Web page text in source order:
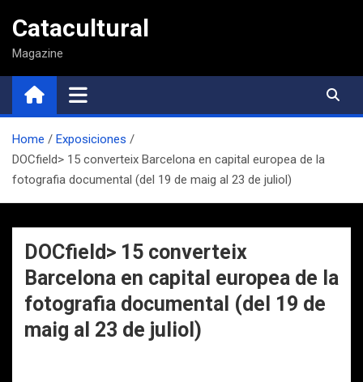
contenido
Catacultural
Magazine
Home
Exposiciones
DOCfield> 15 converteix Barcelona en capital europea de la
fotografia documental (del 19 de maig al 23 de juliol)
DOCfield> 15 converteix
Barcelona en capital europea de la
fotografia documental (del 19 de
maig al 23 de juliol)